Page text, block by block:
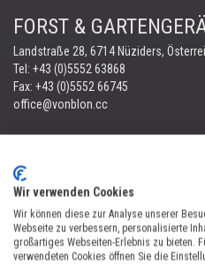
FORST &
Landstraße 28, 6714 Nüziders,
Tel: +43 (0)5552 63868
Fax: +43 (0)5552 66745
office@vonblon.cc
AUTOMOWER
Automower Kundendienst Nüziders
Tel:+43 (0)5552 31607
Wir verwenden Cookies
Wir können diese zur Analyse unserer
Webseite zu verbessern, personalisierte
großartiges Webseiten-Erlebnis zu bieten.
verwendeten Cookies öffnen Sie die